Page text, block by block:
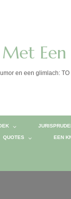
en een glimlach:
QUOTES EEN